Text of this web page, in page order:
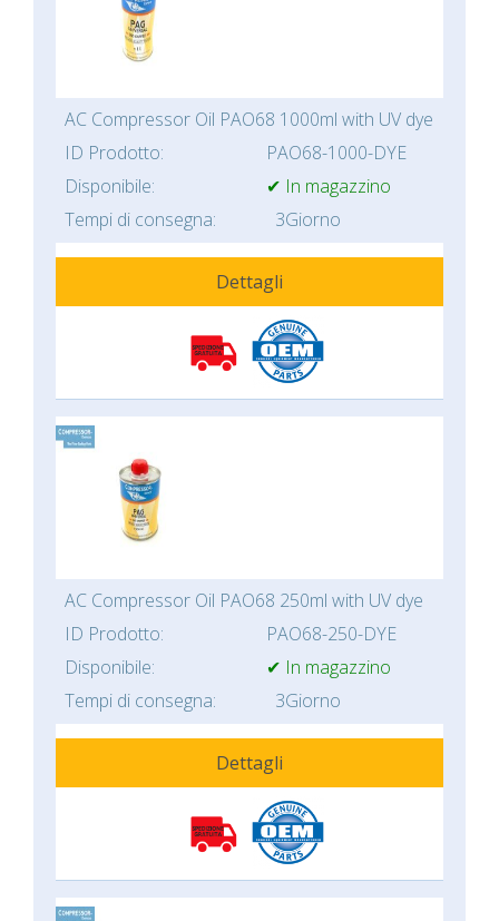
AC Compressor Oil PAO68 1000ml with UV dye
ID Prodotto:
PAO68-1000-DYE
Disponibile:
✔ In magazzino
Tempi di consegna:
3Giorno
Dettagli
AC Compressor Oil PAO68 250ml with UV dye
ID Prodotto:
PAO68-250-DYE
Disponibile:
✔ In magazzino
Tempi di consegna:
3Giorno
Dettagli